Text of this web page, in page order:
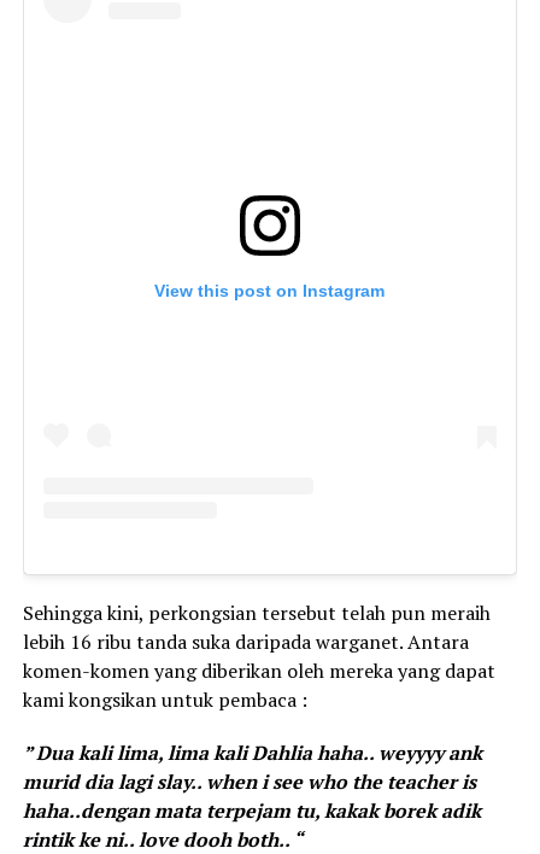
View this post on Instagram
Sehingga kini, perkongsian tersebut telah pun meraih
lebih 16 ribu tanda suka daripada warganet. Antara
komen-komen yang diberikan oleh mereka yang dapat
kami kongsikan untuk pembaca :
” Dua kali lima, lima kali Dahlia haha.. weyyyy ank
murid dia lagi slay.. when i see who the teacher is
haha..dengan mata terpejam tu, kakak borek adik
rintik ke ni.. love dooh both.. “